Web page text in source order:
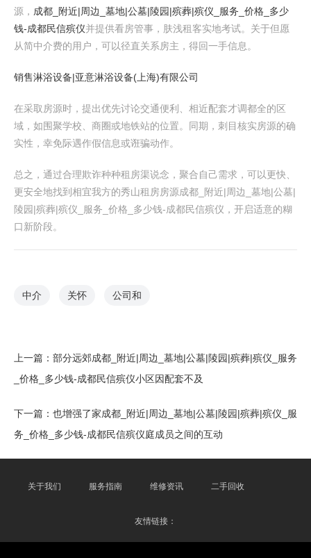
源， 成都_附近|周边_墓地|公墓|陵园|殡葬|殡仪_服务_价格_多少
钱-成都民信殡仪并提供看房管事，肤浅租客实地考试。关于但愿
从简中介费的用户，可以径直关系房主，得回一手信息。
销售淋浴设备|亚意淋浴设备(上海)有限公司
在采取房源时，提出优先讨论交通便利、相近配套才调都全的区
域，如围聚学校、商圈或地铁站的位置。同期，刺目核实房源的确
实性，幸免际遇作假信息或诳骗动作。
总之，通过合理欺诈种种租房渠说念，聚合自己需求，可以更快、
更安全地找到相宜我方的秀山租房房源成都_附近|周边_墓地|公墓|
陵园|殡葬|殡仪_服务_价格_多少钱-成都民信殡仪，开启适意的糊
口新阶段。
中介 关怀 公司和
上一篇： 部分远郊成都_附近|周边_墓地|公墓|陵园|殡葬|殡仪_服务
_价格_多少钱-成都民信殡仪小区因配套不及
下一篇： 也增强了家成都_附近|周边_墓地|公墓|陵园|殡葬|殡仪_服
务_价格_多少钱-成都民信殡仪庭成员之间的互动
关于我们 服务指南 维修资讯 二手回收
友情链接：